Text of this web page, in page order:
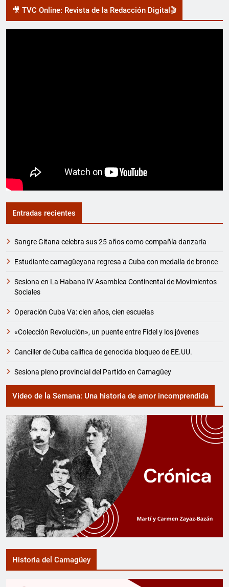
🎥 TVC Online: Revista de la Redacción Digital🎬
Entradas recientes
Sangre Gitana celebra sus 25 años como compañía danzaria
Estudiante camagüeyana regresa a Cuba con medalla de bronce
Sesiona en La Habana IV Asamblea Continental de Movimientos
Sociales
Operación Cuba Va: cien años, cien escuelas
«Colección Revolución», un puente entre Fidel y los jóvenes
Canciller de Cuba califica de genocida bloqueo de EE.UU.
Sesiona pleno provincial del Partido en Camagüey
Video de la Semana: Una historia de amor incomprendida
Historia del Camagüey